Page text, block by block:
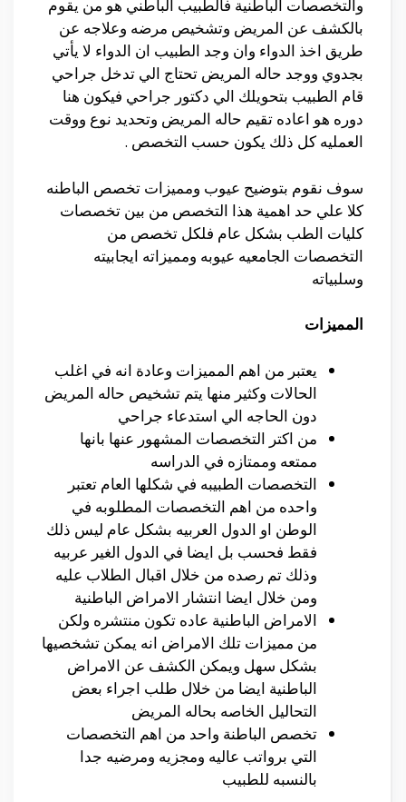
والتخصصات الباطنية فالطبيب الباطني هو من يقوم
بالكشف عن المريض وتشخيص مرضه وعلاجه عن
طريق اخذ الدواء وان وجد الطبيب ان الدواء لا يأتي
بجدوي ووجد حاله المريض تحتاج الي تدخل جراحي
قام الطبيب بتحويلك الي دكتور جراحي فيكون هنا
دوره هو اعاده تقيم حاله المريض وتحديد نوع ووقت
العمليه كل ذلك يكون حسب التخصص .
سوف نقوم بتوضيح عيوب ومميزات تخصص الباطنه
كلا علي حد اهمية هذا التخصص من بين تخصصات
كليات الطب بشكل عام فلكل تخصص من
التخصصات الجامعيه عيوبه ومميزاته ايجابيته
وسلبياته
المميزات
يعتبر من اهم المميزات وعادة انه في اغلب
الحالات وكثير منها يتم تشخيص حاله المريض
دون الحاجه الي استدعاء جراحي
من اكتر التخصصات المشهور عنها بانها
ممتعه وممتازه في الدراسه
التخصصات الطبيبه في شكلها العام تعتبر
واحده من اهم التخصصات المطلوبه في
الوطن او الدول العربيه بشكل عام ليس ذلك
فقط فحسب بل ايضا في الدول الغير عربيه
وذلك تم رصده من خلال اقبال الطلاب عليه
ومن خلال ايضا انتشار الامراض الباطنية
الامراض الباطنية عاده تكون منتشره ولكن
من مميزات تلك الامراض انه يمكن تشخصيها
بشكل سهل ويمكن الكشف عن الامراض
الباطنية ايضا من خلال طلب اجراء بعض
التحاليل الخاصه بحاله المريض
تخصص الباطنة واحد من اهم التخصصات
التي برواتب عاليه ومجزيه ومرضيه جدا
بالنسبه للطبيب